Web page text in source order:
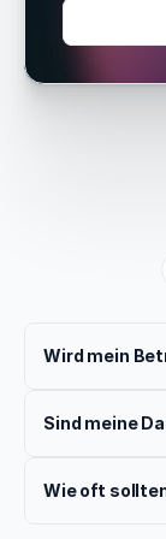
Wird mein
Sind meine
Wie oft